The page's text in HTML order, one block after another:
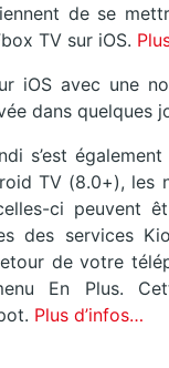
de se
TV sur iOS.
iOS avec une
dans quelques
s’est
TV (8.0+),
ci peuvent
des services
de votre
En Plus.
Plus d’infos…